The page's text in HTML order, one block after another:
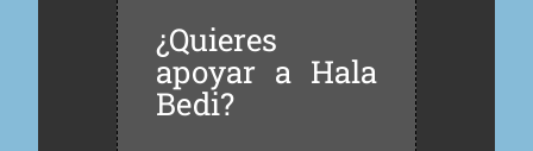
¿Quieres
apoyar a Hala
Bedi?